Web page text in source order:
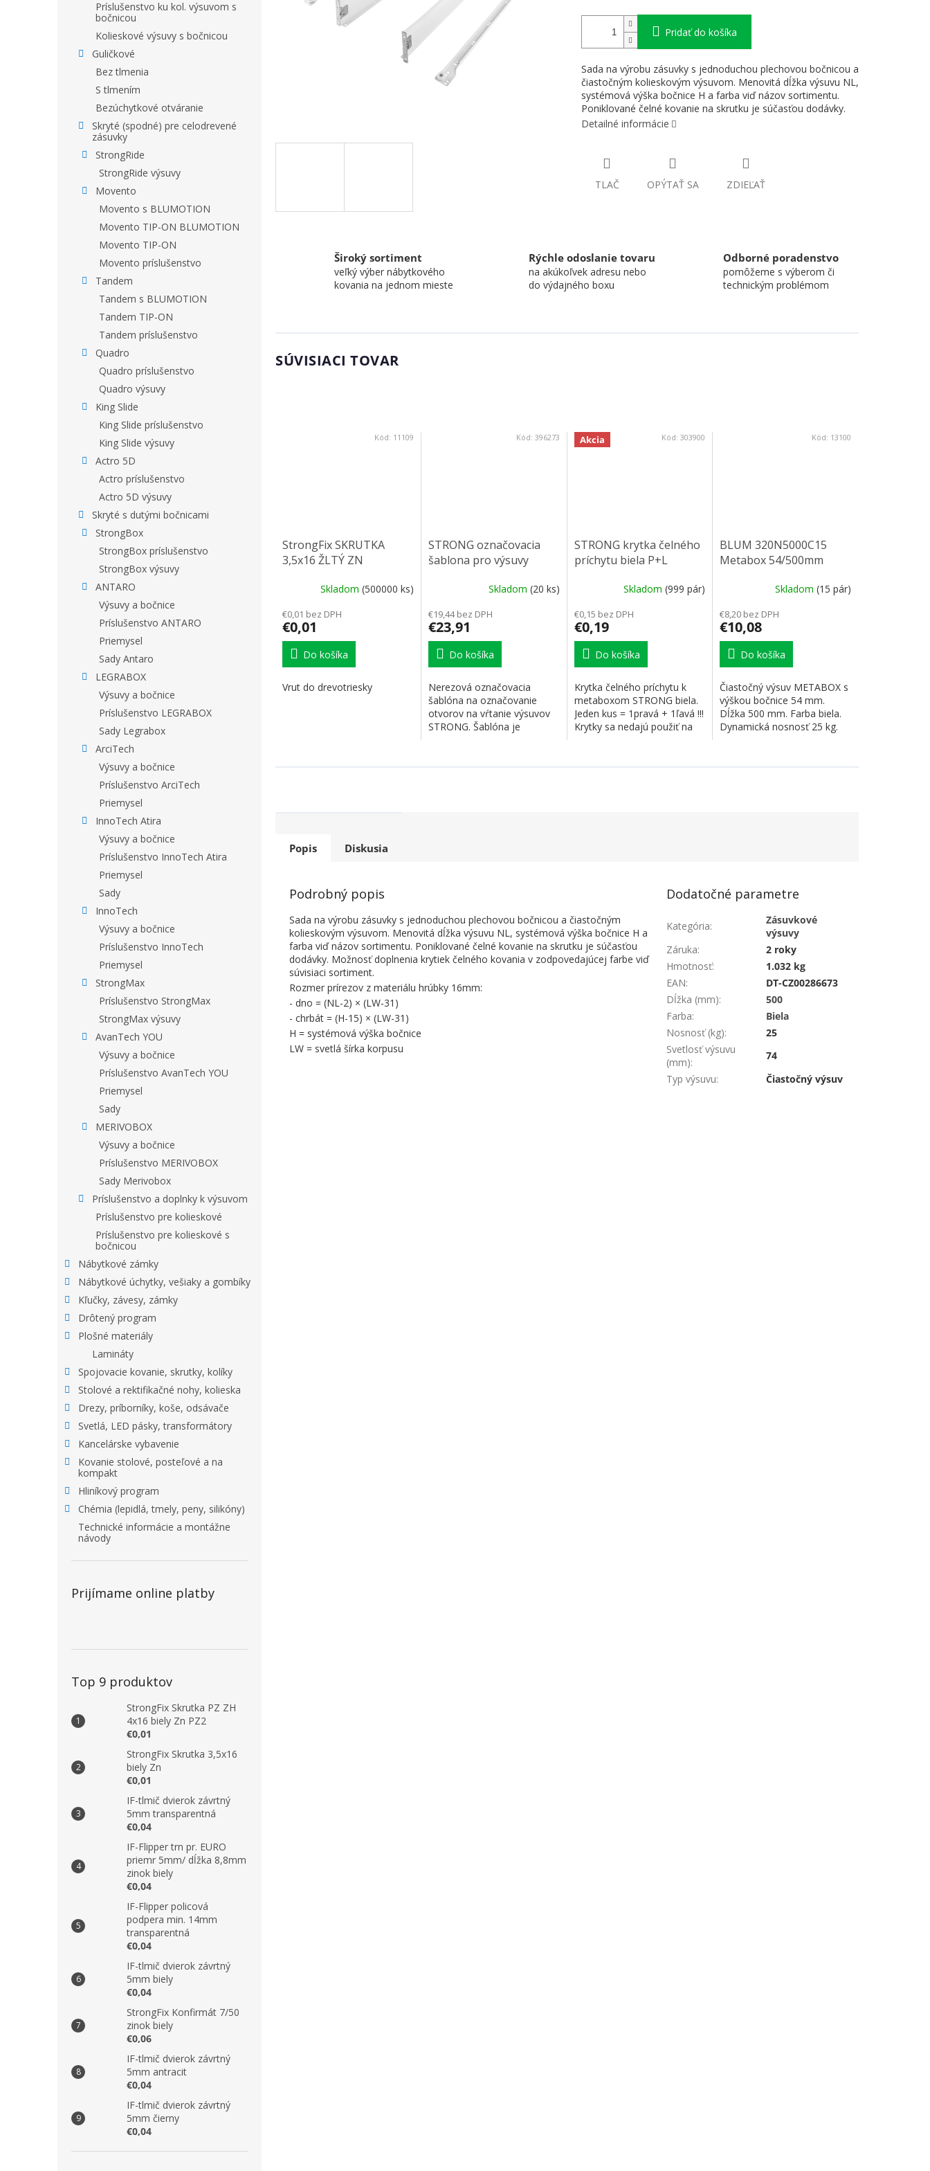
Príslušenstvo ku kol. výsuvom s
bočnicou
Kolieskové výsuvy s bočnicou
Guličkové
Bez tlmenia
S tlmením
Bezúchytkové otváranie
Skryté (spodné) pre celodrevené
zásuvky
StrongRide
StrongRide výsuvy
Movento
Movento s BLUMOTION
Movento TIP-ON BLUMOTION
Movento TIP-ON
Movento príslušenstvo
Tandem
Tandem s BLUMOTION
Tandem TIP-ON
Tandem príslušenstvo
Quadro
Quadro príslušenstvo
Quadro výsuvy
King Slide
King Slide príslušenstvo
King Slide výsuvy
Actro 5D
Actro príslušenstvo
Actro 5D výsuvy
Skryté s dutými bočnicami
StrongBox
StrongBox príslušenstvo
StrongBox výsuvy
ANTARO
Výsuvy a bočnice
Príslušenstvo ANTARO
Priemysel
Sady Antaro
LEGRABOX
Výsuvy a bočnice
Príslušenstvo LEGRABOX
Sady Legrabox
ArciTech
Výsuvy a bočnice
Príslušenstvo ArciTech
Priemysel
InnoTech Atira
Výsuvy a bočnice
Príslušenstvo InnoTech Atira
Priemysel
Sady
InnoTech
Výsuvy a bočnice
Príslušenstvo InnoTech
Priemysel
StrongMax
Príslušenstvo StrongMax
StrongMax výsuvy
AvanTech YOU
Výsuvy a bočnice
Príslušenstvo AvanTech YOU
Priemysel
Sady
MERIVOBOX
Výsuvy a bočnice
Príslušenstvo MERIVOBOX
Sady Merivobox
Príslušenstvo a doplnky k výsuvom
Príslušenstvo pre kolieskové
Príslušenstvo pre kolieskové s
bočnicou
Nábytkové zámky
Nábytkové úchytky, vešiaky a gombíky
Kľučky, závesy, zámky
Drôtený program
Plošné materiály
Lamináty
Spojovacie kovanie, skrutky, kolíky
Stolové a rektifikačné nohy, kolieska
Drezy, príborníky, koše, odsávače
Svetlá, LED pásky, transformátory
Kancelárske vybavenie
Kovanie stolové, posteľové a na
kompakt
Hliníkový program
Chémia (lepidlá, tmely, peny, silikóny)
Technické informácie a montážne
návody
Prijímame online platby
Top 9 produktov
StrongFix Skrutka PZ ZH
4x16 biely Zn PZ2
€0,01
StrongFix Skrutka 3,5x16
biely Zn
€0,01
IF-tlmič dvierok závrtný
5mm transparentná
€0,04
IF-Flipper trn pr. EURO
priemr 5mm/ dĺžka 8,8mm
zinok biely
€0,04
IF-Flipper policová
podpera min. 14mm
transparentná
€0,04
IF-tlmič dvierok závrtný
5mm biely
€0,04
StrongFix Konfirmát 7/50
zinok biely
€0,06
IF-tlmič dvierok závrtný
5mm antracit
€0,04
IF-tlmič dvierok závrtný
5mm čierny
€0,04
Pridať do košíka
Sada na výrobu zásuvky s jednoduchou plechovou bočnicou a
čiastočným kolieskovým výsuvom. Menovitá dĺžka výsuvu NL,
systémová výška bočnice H a farba viď názov sortimentu.
Poniklované čelné kovanie na skrutku je súčasťou dodávky.
Detailné informácie
TLAČ OPÝTAŤ SA ZDIEĽAŤ
Široký sortiment
veľký výber nábytkového
kovania na jednom mieste
Rýchle odoslanie tovaru
na akúkoľvek adresu nebo
do výdajného boxu
Odborné poradenstvo
pomôžeme s výberom či
technickým problémom
SÚVISIACI TOVAR
StrongFix SKRUTKA
3,5x16 ŽLTÝ ZN
Skladom (500000 ks)
€0,01 bez DPH
€0,01
Do košíka
Vrut do drevotriesky
Kód: 11109
STRONG označovacia
šablona pro výsuvy
Skladom (20 ks)
€19,44 bez DPH
€23,91
Do košíka
Nerezová označovacia
šablóna na označovanie
otvorov na vŕtanie výsuvov
STRONG. Šablóna je
Kód: 396273 Akcia
STRONG krytka čelného
príchytu biela P+L
Skladom(999 pár)
€0,15 bez DPH
€0,19
Do košíka
Krytka čelného príchytu k
metaboxom STRONG biela.
Jeden kus = 1pravá + 1ľavá !!!
Krytky sa nedajú použiť na
Kód:303900
BLUM 320N5000C15
Metabox 54/500mm
Skladom (15 pár)
€8,20 bez DPH
€10,08
Do košíka
Čiastočný výsuv METABOX s
výškou bočnice 54 mm.
Dĺžka 500 mm. Farba biela.
Dynamická nosnosť 25 kg.
Kód: 13100
Popis Diskusia
Podrobný popis
Sada na výrobu zásuvky s jednoduchou plechovou bočnicou a čiastočným
kolieskovým výsuvom. Menovitá dĺžka výsuvu NL, systémová výška bočnice H a
farba viď názov sortimentu. Poniklované čelné kovanie na skrutku je súčasťou
dodávky. Možnosť doplnenia krytiek čelného kovania v zodpovedajúcej farbe viď
súvisiaci sortiment.
Rozmer prírezov z materiálu hrúbky 16mm:
- dno = (NL-2) × (LW-31)
- chrbát = (H-15) × (LW-31)
H = systémová výška bočnice
LW = svetlá šírka korpusu
Dodatočné parametre
Kategória:
Zásuvkové
výsuvy
Záruka:
2 roky
Hmotnosť:
1.032 kg
EAN:
DT-CZ00286673
Dĺžka (mm):
500
Farba:
Biela
Nosnosť (kg):
25
Svetlosť výsuvu
(mm):
74
Typ výsuvu: Čiastočný výsuv